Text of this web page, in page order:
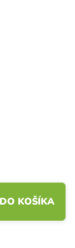
KOŠÍKA